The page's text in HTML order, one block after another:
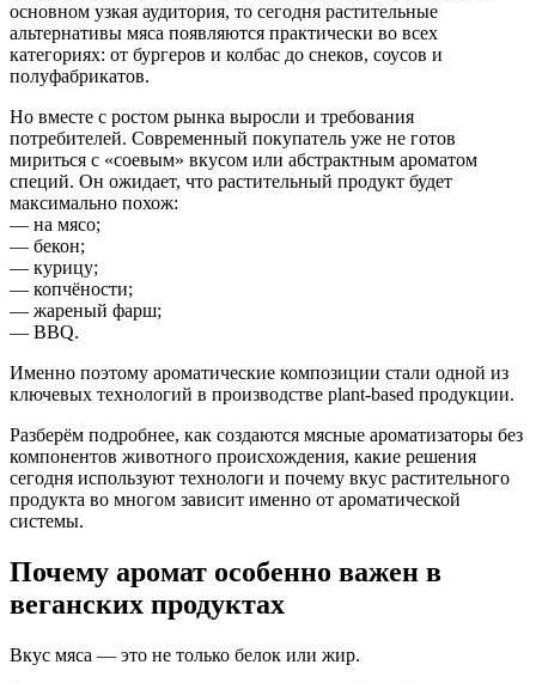
основном узкая аудитория, то сегодня растительные
альтернативы мяса появляются практически во всех
категориях: от бургеров и колбас до снеков, соусов и
полуфабрикатов.
Но вместе с ростом рынка выросли и требования
потребителей. Современный покупатель уже не готов
мириться с «соевым» вкусом или абстрактным ароматом
специй. Он ожидает, что растительный продукт будет
максимально похож:
— на мясо;
— бекон;
— курицу;
— копчёности;
— жареный фарш;
— BBQ.
Именно поэтому ароматические композиции стали одной из
ключевых технологий в производстве plant-based продукции.
Разберём подробнее, как создаются мясные ароматизаторы без
компонентов животного происхождения, какие решения
сегодня используют технологи и почему вкус растительного
продукта во многом зависит именно от ароматической
системы.
Почему аромат особенно важен в
веганских продуктах
Вкус мяса — это не только белок или жир.